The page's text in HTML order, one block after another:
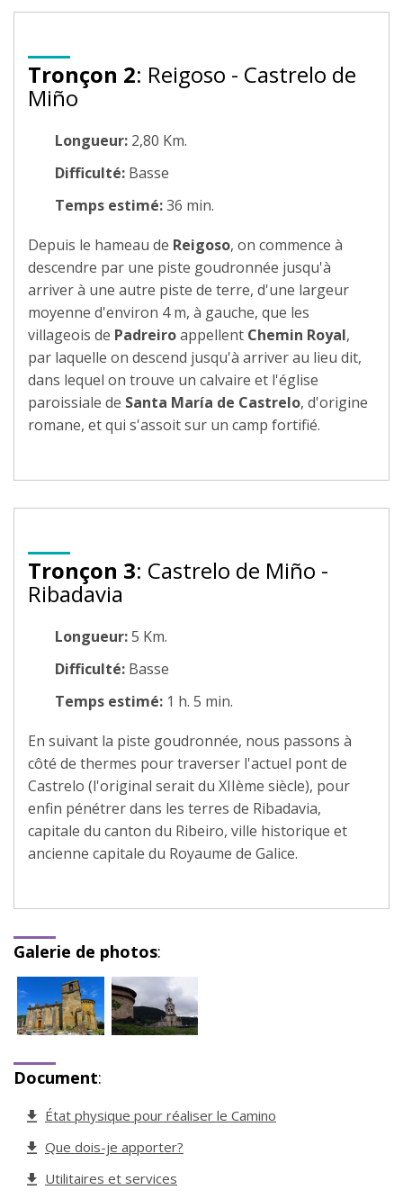
Tronçon 2: Reigoso - Castrelo de
Miño
Longueur: 2,80 Km.
Difficulté: Basse
Temps estimé:36 min.
Depuis le hameau de Reigoso, on commence à
descendre par une piste goudronnée jusqu'à
arriver à une autre piste de terre, d'une largeur
moyenne d'environ 4 m, à gauche, que les
villageois de Padreiroappellent Chemin Royal,
par laquelle on descend jusqu'à arriver au lieu dit,
dans lequel on trouve un calvaire et l'église
paroissiale de Santa María de Castrelo, d'origine
romane, et qui s'assoit sur un camp fortifié.
Tronçon 3: Castrelo de Miño -
Ribadavia
Longueur:5 Km.
Difficulté: Basse
Temps estimé: 1 h. 5 min.
En suivant la piste goudronnée, nous passons à
côté de thermes pour traverser l'actuel pont de
Castrelo (l'original serait du XIIème siècle), pour
enfin pénétrer dans les terres de Ribadavia,
capitale du canton du Ribeiro, ville historique et
ancienne capitale du Royaume de Galice.
Galerie de photos:
Document:
État physique pour réaliser le Camino
Que dois-je apporter?
Utilitaires et services